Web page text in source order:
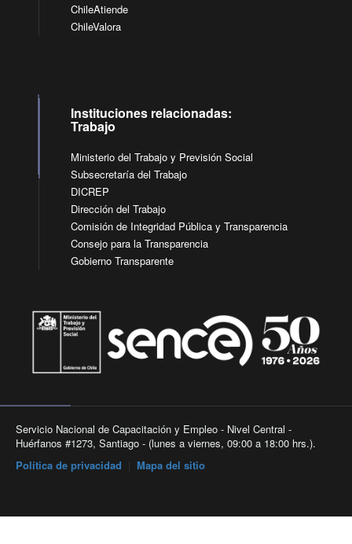
ChileAtiende
ChileValora
Instituciones relacionadas:
Trabajo
Ministerio del Trabajo y Previsión Social
Subsecretaría del Trabajo
DICREP
Dirección del Trabajo
Comisión de Integridad Pública y Transparencia
Consejo para la Transparencia
Gobierno Transparente
Servicio Nacional de Capacitación y Empleo - Nivel Central -
Huérfanos #1273, Santiago - (lunes a viernes, 09:00 a 18:00 hrs.).
Política de privacidad
Mapa del sitio